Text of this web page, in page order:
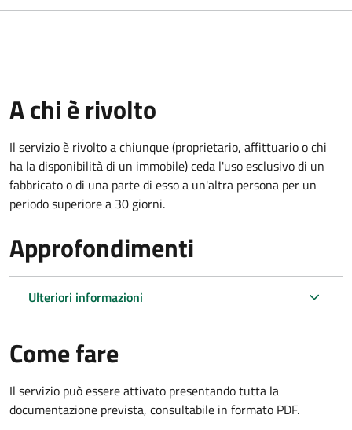
A chi è rivolto
Il servizio è rivolto a chiunque (proprietario, affittuario o chi
ha la disponibilità di un immobile) ceda l'uso esclusivo di un
fabbricato o di una parte di esso a un'altra persona per un
periodo superiore a 30 giorni.
Approfondimenti
Ulteriori informazioni
Come fare
Il servizio può essere attivato presentando tutta la
documentazione prevista, consultabile in formato PDF.